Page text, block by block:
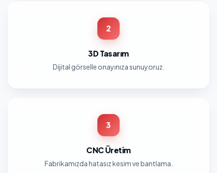
2
3D Tasarım
Dijital görselle onayınıza sunuyoruz.
3
CNC Üretim
Fabrikamızda hatasız kesim ve bantlama.